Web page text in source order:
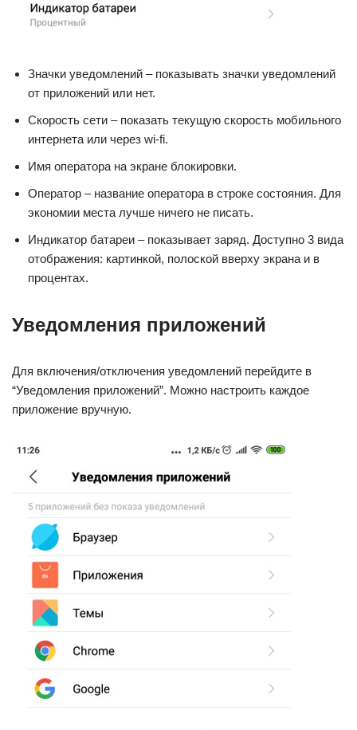
Значки уведомлений – показывать значки уведомлений
от приложений или нет.
Скорость сети – показать текущую скорость мобильного
интернета или через wi-fi.
Имя оператора на экране блокировки.
Оператор – название оператора в строке состояния. Для
экономии места лучше ничего не писать.
Индикатор батареи – показывает заряд. Доступно 3 вида
отображения: картинкой, полоской вверху экрана и в
процентах.
Уведомления приложений
Для включения/отключения уведомлений перейдите в
“Уведомления приложений”. Можно настроить каждое
приложение вручную.